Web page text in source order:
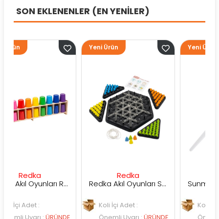
SON EKLENENLER (EN YENİLER)
Redka Akıl Oyunları Renk Dedektifi Oyunu
Redka Akıl Oyunları Strateji Üçgeni Oyunu
Koli İçi Adet :
Yeni Ürün
Koli İçi Adet :
Yeni Ürün